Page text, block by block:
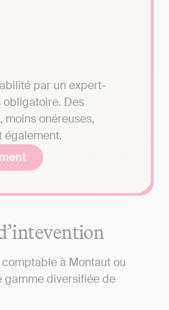
par un expert-
Des
moins onéreuses,
également.
à Montaut ou
gamme diversifiée de